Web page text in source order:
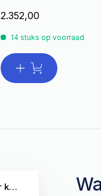
2.352,00
14 stuks op voorraad
Waarom strategisch een kilo zilver kopen?